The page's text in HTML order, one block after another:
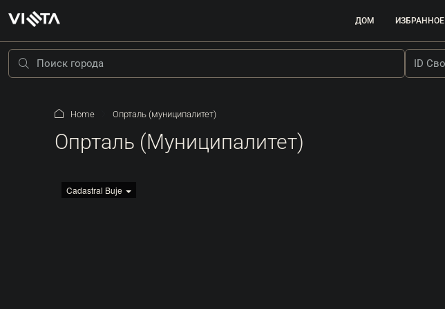
ДОМ ИЗБРАННОЕ
Home Опрталь (муниципалитет)
Опрталь (муниципалитет)
Cadastral Buje